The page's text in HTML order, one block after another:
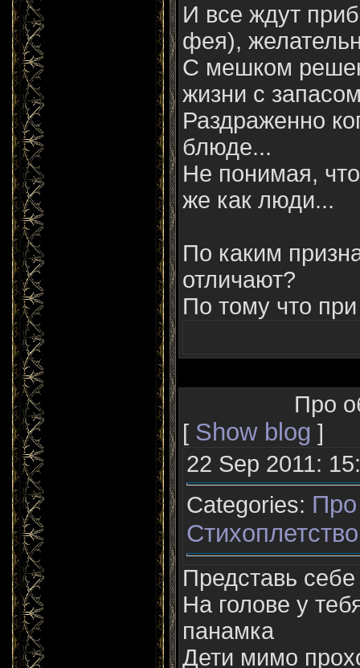
И все ждут
фея),
С мешком
жизни с
Раздраженно
блюде...
Не понимая,
же как люди...
По каким
отличают?
По тому что
Про
[ Show blog ]
22 Sep 2011:
Categories:
Стихоплетство
Представь
На голове у
панамка
Дети мимо